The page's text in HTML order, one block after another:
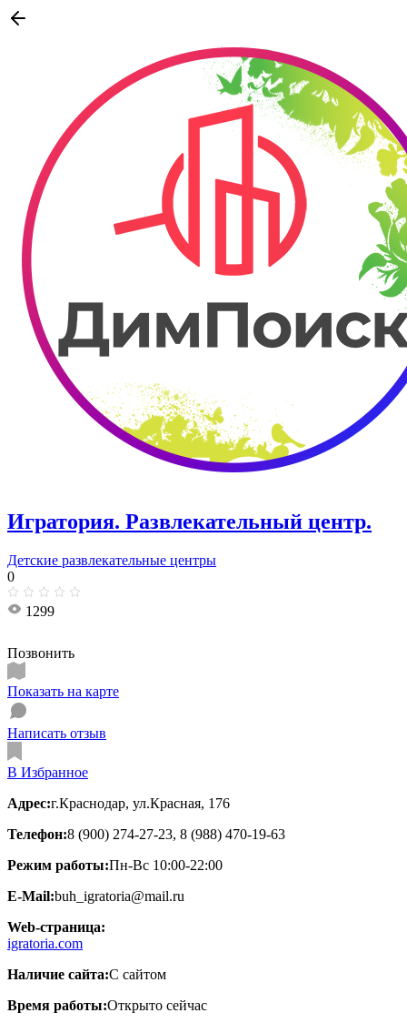
Игратория. Развлекательный центр.
Детские развлекательные центры
0
1299
Позвонить
Показать на карте
Написать отзыв
В Избранное
Адрес:г.Краснодар, ул.Красная, 176
Телефон:8 (900) 274-27-23, 8 (988) 470-19-63
Режим работы:Пн-Вс 10:00-22:00
E-Mail:buh_igratoria@mail.ru
Web-страница:
igratoria.com
Наличие сайта:С сайтом
Время работы:Открыто сейчас